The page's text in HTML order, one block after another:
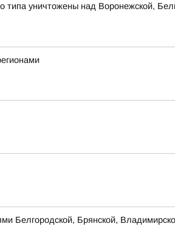
уничтожены над Воронежской,
Белгородской, Брянской,